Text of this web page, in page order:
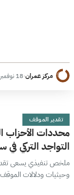
مركز عمران·18 نوفمبر 2022
م8 دقائق
تقدير الموقف
محددات الأحزاب
التواجد التركي في
ملخص تنفيذي يسعى
وحيثيات ودلالات